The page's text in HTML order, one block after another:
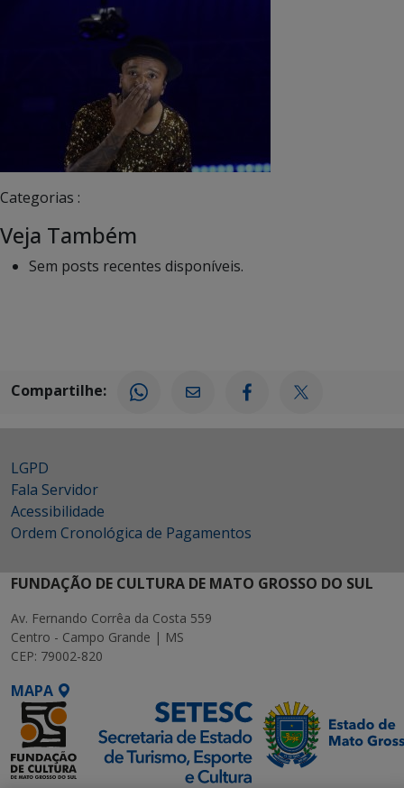
Categorias :
Veja Também
Sem posts recentes disponíveis.
Compartilhe:
LGPD
Fala Servidor
Acessibilidade
Ordem Cronológica de Pagamentos
FUNDAÇÃO DE CULTURA DE MATO GROSSO DO SUL
Av. Fernando Corrêa da Costa 559
Centro - Campo Grande | MS
CEP: 79002-820
MAPA